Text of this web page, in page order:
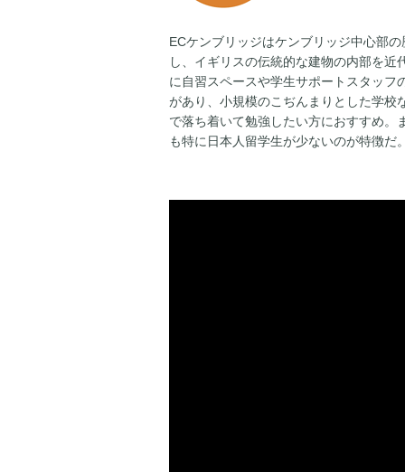
ECケンブリッジはケンブリッジ中心部
し、イギリスの伝統的な建物の内部を近
に自習スペースや学生サポートスタッフ
があり、小規模のこぢんまりとした学校
で落ち着いて勉強したい方におすすめ。
も特に日本人留学生が少ないのが特徴だ。